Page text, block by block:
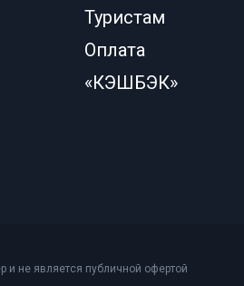
Туристам
Оплата
«КЭШБЭК»
и не является публичной офертой